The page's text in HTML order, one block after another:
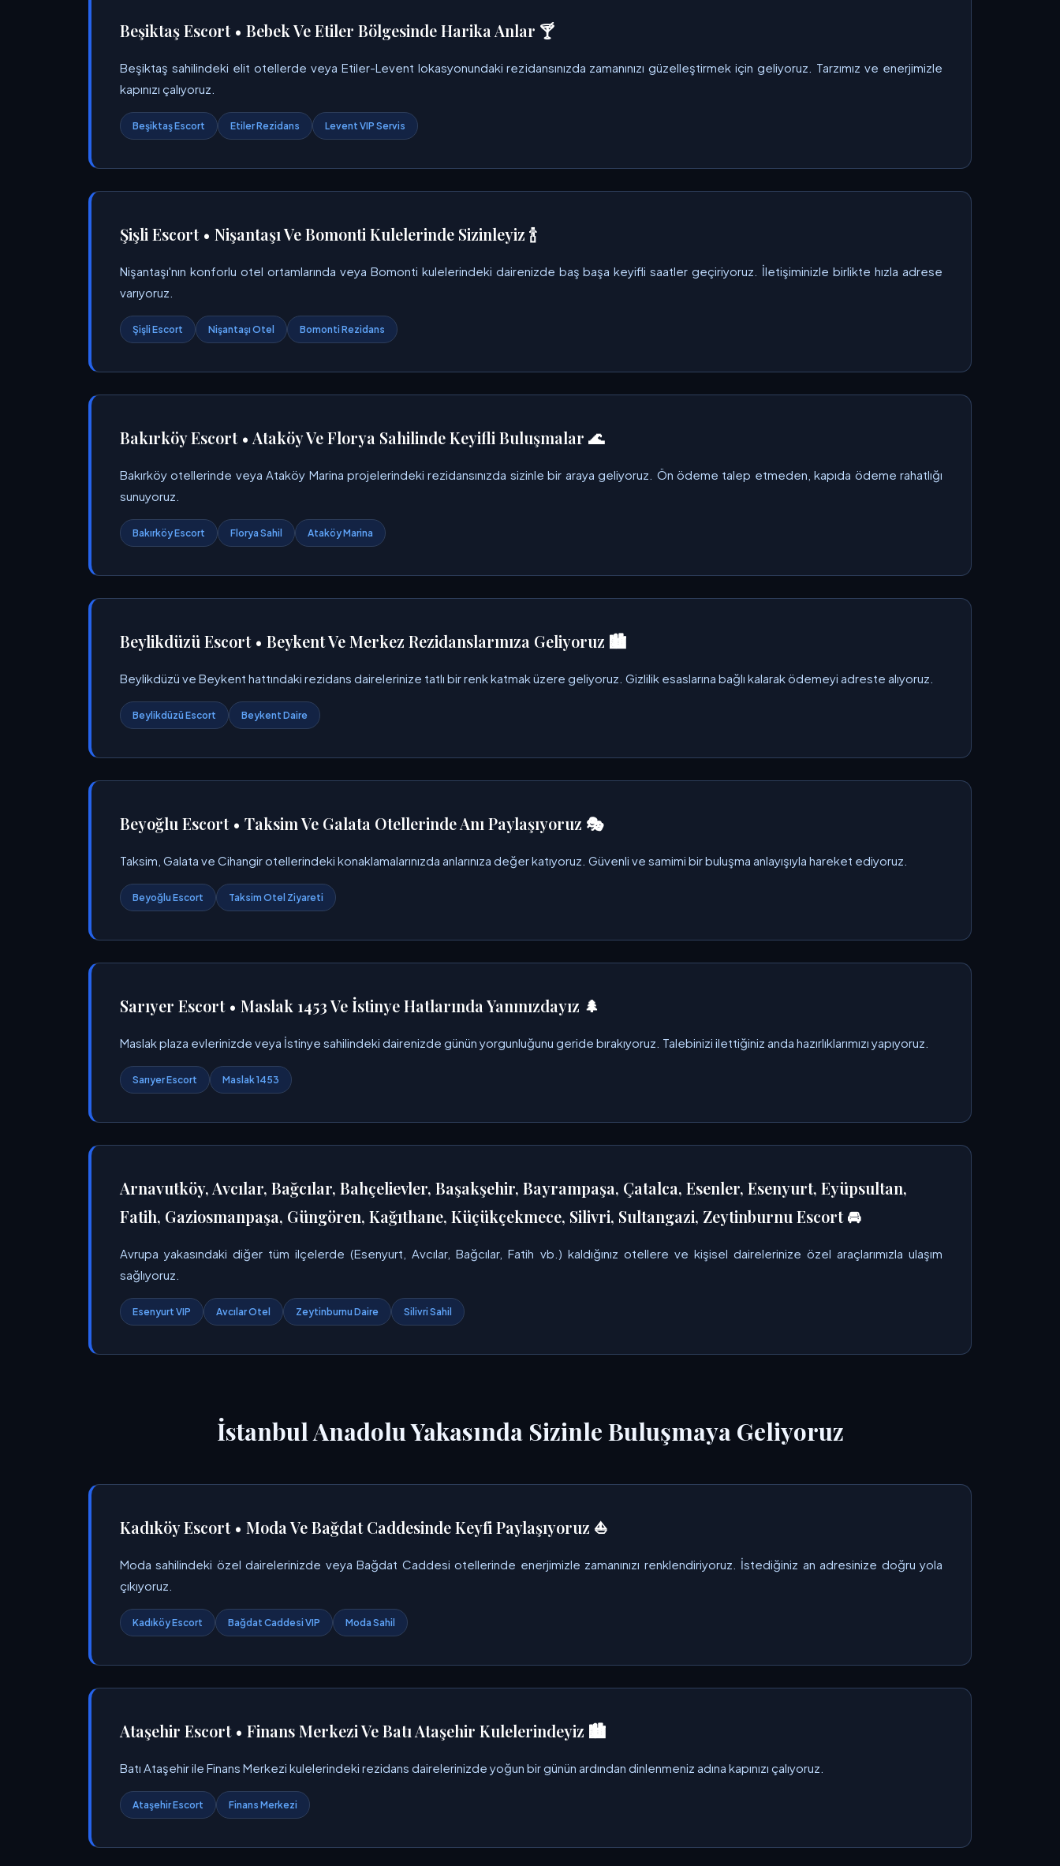
Beşiktaş Escort • Bebek Ve Etiler Bölgesinde Harika Anlar 🍸
Beşiktaş sahilindeki elit otellerde veya Etiler-Levent lokasyonundaki rezidansınızda zamanınızı güzelleştirmek için geliyoruz. Tarzımız ve enerjimizle
kapınızı çalıyoruz.
Beşiktaş Escort Etiler Rezidans Levent VIP Servis
Şişli Escort • Nişantaşı Ve Bomonti Kulelerinde Sizinleyiz 🍾
Nişantaşı'nın konforlu otel ortamlarında veya Bomonti kulelerindeki dairenizde baş başa keyifli saatler geçiriyoruz. İletişiminizle birlikte hızla adrese
varıyoruz.
Şişli Escort Nişantaşı Otel Bomonti Rezidans
Bakırköy Escort • Ataköy Ve Florya Sahilinde Keyifli Buluşmalar 🌊
Bakırköy otellerinde veya Ataköy Marina projelerindeki rezidansınızda sizinle bir araya geliyoruz. Ön ödeme talep etmeden, kapıda ödeme rahatlığı
sunuyoruz.
Bakırköy Escort Florya Sahil Ataköy Marina
Beylikdüzü Escort • Beykent Ve Merkez Rezidanslarınıza Geliyoruz 🏙️
Beylikdüzü ve Beykent hattındaki rezidans dairelerinize tatlı bir renk katmak üzere geliyoruz. Gizlilik esaslarına bağlı kalarak ödemeyi adreste alıyoruz.
Beylikdüzü Escort Beykent Daire
Beyoğlu Escort • Taksim Ve Galata Otellerinde Anı Paylaşıyoruz 🎭
Taksim, Galata ve Cihangir otellerindeki konaklamalarınızda anlarınıza değer katıyoruz. Güvenli ve samimi bir buluşma anlayışıyla hareket ediyoruz.
Beyoğlu Escort Taksim Otel Ziyareti
Sarıyer Escort • Maslak 1453 Ve İstinye Hatlarında Yanınızdayız 🌲
Maslak plaza evlerinizde veya İstinye sahilindeki dairenizde günün yorgunluğunu geride bırakıyoruz. Talebinizi ilettiğiniz anda hazırlıklarımızı yapıyoruz.
Sarıyer Escort Maslak 1453
Arnavutköy, Avcılar, Bağcılar, Bahçelievler, Başakşehir, Bayrampaşa, Çatalca, Esenler, Esenyurt, Eyüpsultan,
Fatih, Gaziosmanpaşa, Güngören, Kağıthane, Küçükçekmece, Silivri, Sultangazi, Zeytinburnu Escort 🚘
Avrupa yakasındaki diğer tüm ilçelerde (Esenyurt, Avcılar, Bağcılar, Fatih vb.) kaldığınız otellere ve kişisel dairelerinize özel araçlarımızla ulaşım
sağlıyoruz.
Esenyurt VIP Avcılar Otel Zeytinburnu Daire Silivri Sahil
İstanbul Anadolu Yakasında Sizinle Buluşmaya Geliyoruz
Kadıköy Escort • Moda Ve Bağdat Caddesinde Keyfi Paylaşıyoruz ⛵
Moda sahilindeki özel dairelerinizde veya Bağdat Caddesi otellerinde enerjimizle zamanınızı renklendiriyoruz. İstediğiniz an adresinize doğru yola
çıkıyoruz.
Kadıköy Escort Bağdat Caddesi VIP Moda Sahil
Ataşehir Escort • Finans Merkezi Ve Batı Ataşehir Kulelerindeyiz 🏙️
Batı Ataşehir ile Finans Merkezi kulelerindeki rezidans dairelerinizde yoğun bir günün ardından dinlenmeniz adına kapınızı çalıyoruz.
Ataşehir Escort Finans Merkezi